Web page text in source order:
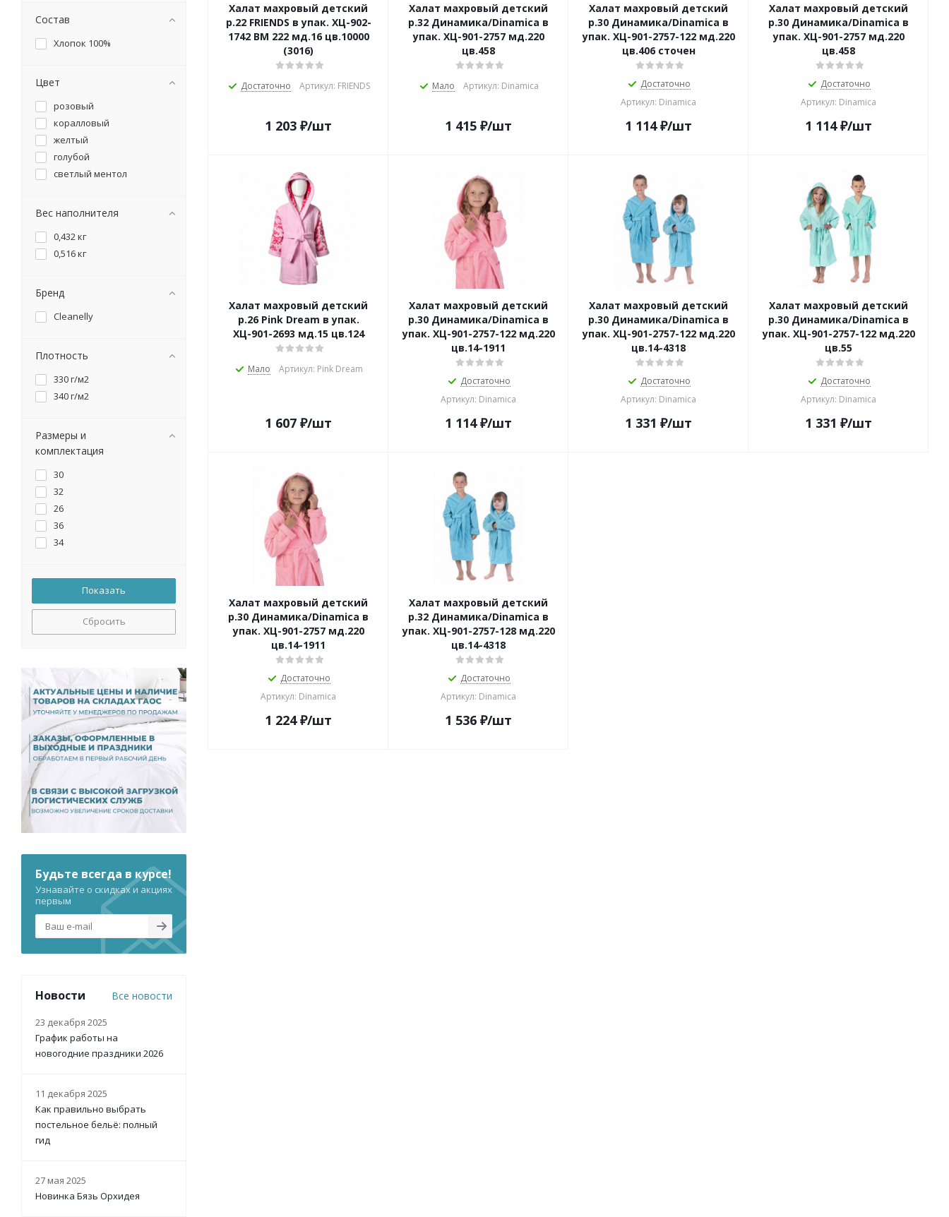
Халат махровый детский
р.22 FRIENDS в упак. ХЦ-902-
1742 ВМ 222 мд.16 цв.10000
(3016)
Достаточно Артикул: FRIENDS
1 203 ₽/шт
Халат махровый детский
р.32 Динамика/Dinamica в
упак. ХЦ-901-2757 мд.220
цв.458
Мало Артикул: Dinamica
1 415 ₽/шт
Халат махровый детский
р.30 Динамика/Dinamica в
упак. ХЦ-901-2757-122 мд.220
цв.406 сточен
Достаточно
Артикул: Dinamica
1 114₽/шт
Халат махровый детский
р.30 Динамика/Dinamica в
упак. ХЦ-901-2757 мд.220
цв.458
Достаточно
Артикул: Dinamica
1 114₽/шт
Халат махровый детский
р.26 Pink Dream в упак.
ХЦ-901-2693 мд.15 цв.124
Мало Артикул: Pink Dream
1 607 ₽/шт
Халат махровый детский
р.30 Динамика/Dinamica в
упак. ХЦ-901-2757-122 мд.220
цв.14-1911
Достаточно
Артикул: Dinamica
1 114₽/шт
Халат махровый детский
р.30 Динамика/Dinamica в
упак. ХЦ-901-2757-122 мд.220
цв.14-4318
Достаточно
Артикул: Dinamica
1 331 ₽/шт
Халат махровый детский
р.30 Динамика/Dinamica в
упак. ХЦ-901-2757-122 мд.220
цв.55
Достаточно
Артикул: Dinamica
1 331 ₽/шт
Халат махровый детский
р.30 Динамика/Dinamica в
упак. ХЦ-901-2757 мд.220
цв.14-1911
Достаточно
Артикул: Dinamica
1 224₽/шт
Халат махровый детский
р.32 Динамика/Dinamica в
упак. ХЦ-901-2757-128 мд.220
цв.14-4318
Достаточно
Артикул: Dinamica
1 536 ₽/шт
Состав
Хлопок 100%
Цвет
розовый
коралловый
желтый
голубой
светлый ментол
Вес наполнителя
0,432 кг
0,516 кг
Бренд
Cleanelly
Плотность
330 г/м2
340 г/м2
Размеры и
комплектация
30
32
26
36
34
Сбросить
Будьте всегда в курсе!
Узнавайте о скидках и акциях
первым
Новости Все новости
23 декабря 2025
График работы на
новогодние праздники 2026
11 декабря 2025
Как правильно выбрать
постельное бельё: полный
гид
27 мая 2025
Новинка Бязь Орхидея